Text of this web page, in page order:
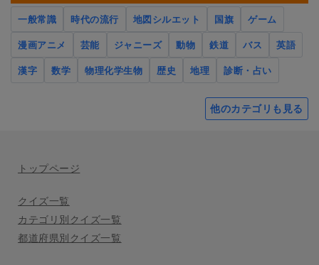
一般常識 時代の流行 地図シルエット 国旗
ゲーム
漫画アニメ
芸能 ジャニーズ 動物 鉄道 バス
英語
漢字
数学 物理化学生物 歴史 地理 診断・占い
他のカテゴリも見る
トップページ
クイズ一覧
カテゴリ別クイズ一覧
都道府県別クイズ一覧